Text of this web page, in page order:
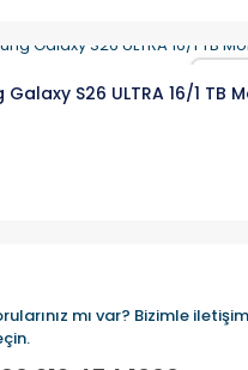
S26 ULTRA 16/1 TB
mı var? Bizimle